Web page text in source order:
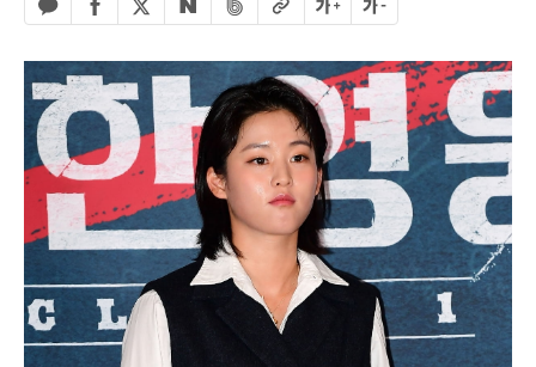
카카오톡 공유하기
페이스북 공유하기
엑스 공유하기
네이버 공유하기
밴드 공유하기
URL복사글자 크게글자 작게